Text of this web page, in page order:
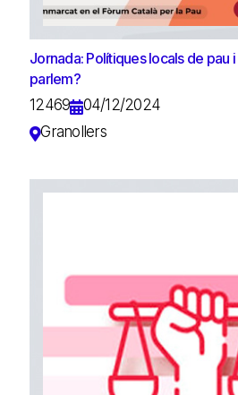
Jornada: Polítiques locals de pau
parlem?
12469
04/12/2024
Granollers